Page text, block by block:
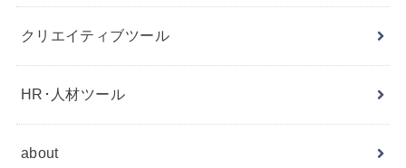
クリエイティブツール
HR･人材ツール
about